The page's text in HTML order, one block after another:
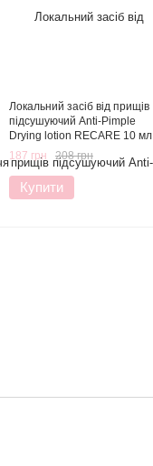
Локальний засіб від прищів
підсушуючий Anti-Pimple
Drying lotion RECARE 10 мл
187 грн
208 грн
Купити